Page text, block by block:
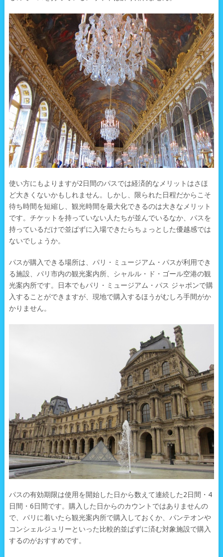
使い方にもよりますが2日間のパスでは経済的なメリットはさほ
ど大きくないかもしれません。しかし、限られた日程だからこそ
待ち時間を短縮し、観光時間を最大化できるのは大きなメリット
です。チケットを持っていない人たちが並んでいるなか、パスを
持っているだけで並ばずに入場できたらちょっとした優越感では
ないでしょうか。
パスが購入できる場所は、パリ・ミュージアム・パスが利用でき
る施設、パリ市内の観光案内所、シャルル・ド・ゴール空港の観
光案内所です。日本でもパリ・ミュージアム・パス ジャポンで購
入することができますが、現地で購入するほうがむしろ手間がか
かりません。
パスの有効期限は使用を開始した日から数えて連続した2日間・4
日間・6日間です。購入した日からのカウントではありませんの
で、パリに着いたら観光案内所で購入しておくか、パンテオンや
コンシェルジュリーといった比較的並ばずに済む対象施設で購入
するのがおすすめです。